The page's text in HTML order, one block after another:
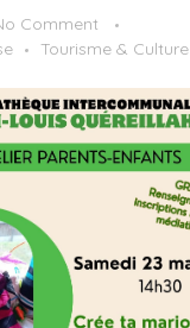
Comment
Tourisme & Culture